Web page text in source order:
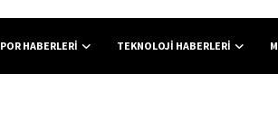
HABERLERI TEKNOLOJI HABERLERI